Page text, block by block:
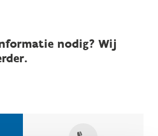
nodig? Wij